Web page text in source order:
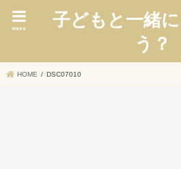
子どもと一緒
う？
menu
HOME DSC07010